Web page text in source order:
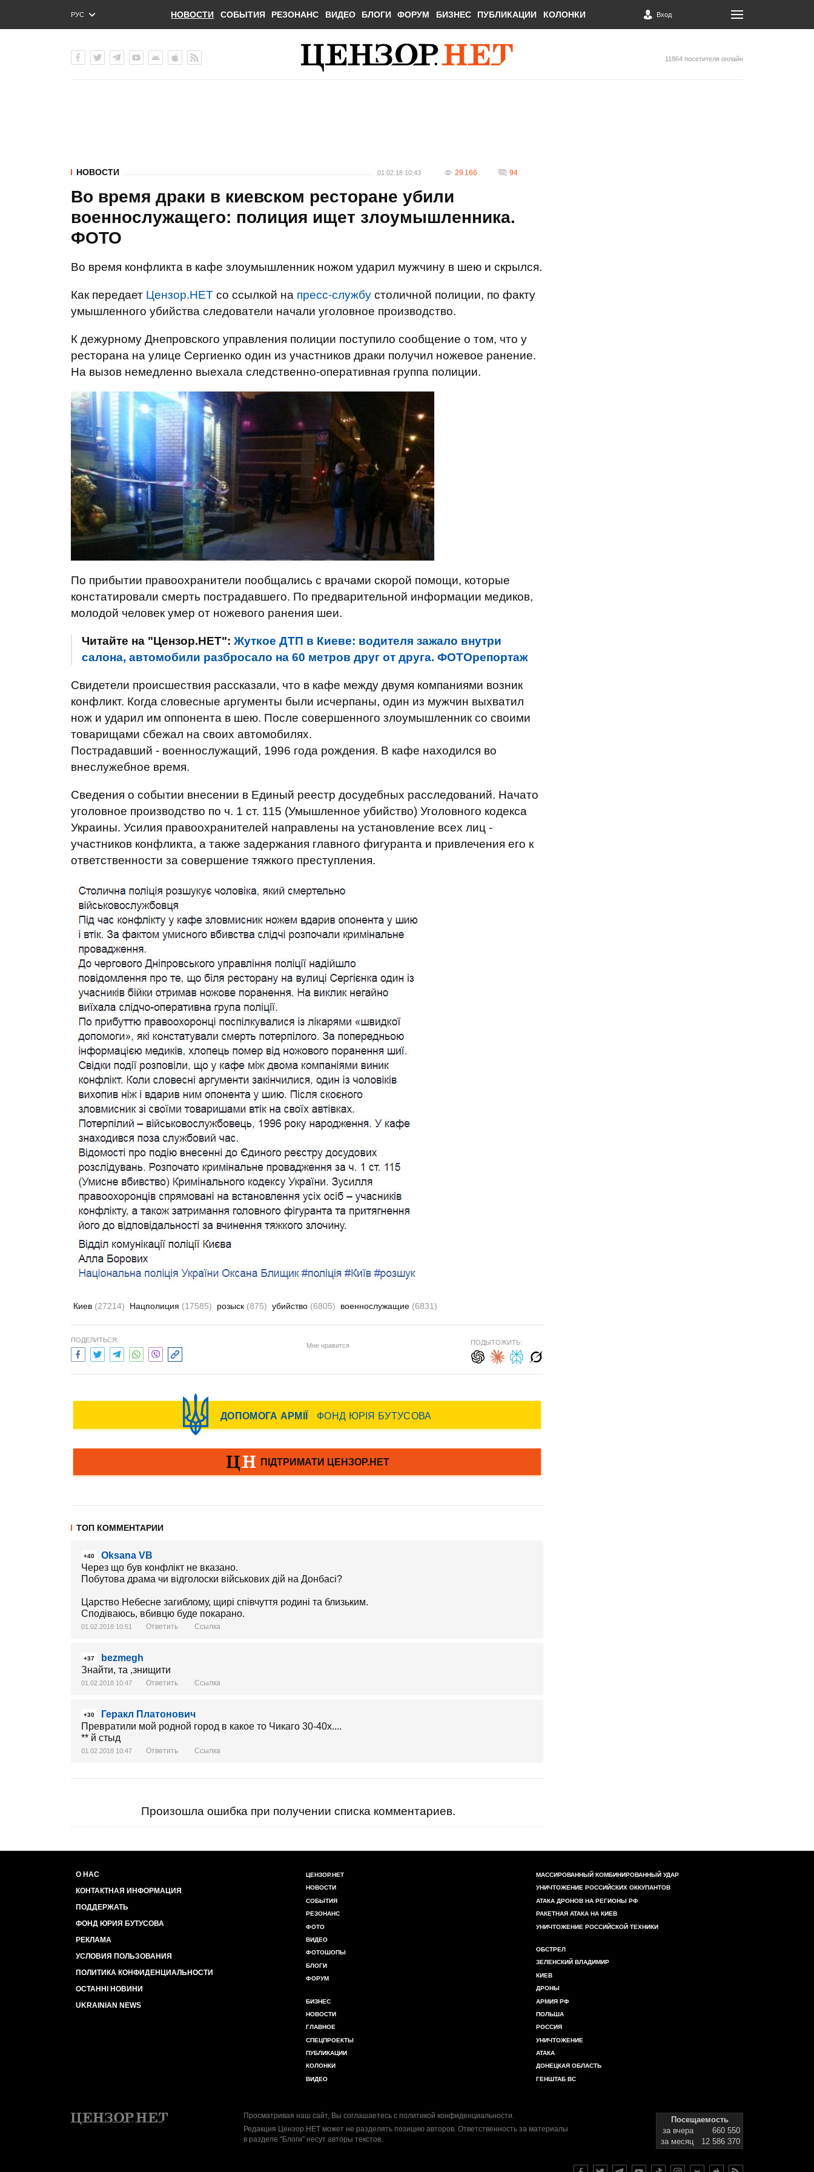
РУС
ENG
НОВОСТИ СОБЫТИЯ РЕЗОНАНС ВИДЕО БЛОГИ ФОРУМ БИЗНЕС ПУБЛИКАЦИИ КОЛОНКИ Вход
11864 посетителя онлайн
НОВОСТИ 01.02.18 10:43 29 166 94
Во время драки в киевском ресторане убили
военнослужащего: полиция ищет злоумышленника.
ФОТО
Во время конфликта в кафе злоумышленник ножом ударил мужчину в шею и скрылся.
Как передает Цензор.НЕТ со ссылкой на пресс-службу столичной полиции, по факту
умышленного убийства следователи начали уголовное производство.
К дежурному Днепровского управления полиции поступило сообщение о том, что у
ресторана на улице Сергиенко один из участников драки получил ножевое ранение.
На вызов немедленно выехала следственно-оперативная группа полиции.
По прибытии правоохранители пообщались с врачами скорой помощи, которые
констатировали смерть пострадавшего. По предварительной информации медиков,
молодой человек умер от ножевого ранения шеи.
Читайте на "Цензор.НЕТ": Жуткое ДТП в Киеве: водителя зажало внутри
салона, автомобили разбросало на 60 метров друг от друга. ФОТОрепортаж
Свидетели происшествия рассказали, что в кафе между двумя компаниями возник
конфликт. Когда словесные аргументы были исчерпаны, один из мужчин выхватил
нож и ударил им оппонента в шею. После совершенного злоумышленник со своими
товарищами сбежал на своих автомобилях.
Пострадавший - военнослужащий, 1996 года рождения. В кафе находился во
внеслужебное время.
Сведения о событии внесении в Единый реестр досудебных расследований. Начато
уголовное производство по ч. 1 ст. 115 (Умышленное убийство) Уголовного кодекса
Украины. Усилия правоохранителей направлены на установление всех лиц -
участников конфликта, а также задержания главного фигуранта и привлечения его к
ответственности за совершение тяжкого преступления.
Киев (27214) Нацполиция (17585) розыск (875) убийство (6805) военнослужащие (6831)
ПОДЕЛИТЬСЯ:
Мне нравится ПОДЫТОЖИТЬ:
ТОП КОММЕНТАРИИ
+40
Oksana VB
Через що був конфлікт не вказано.
Побутова драма чи відголоски військових дій на Донбасі?
Царство Небесне загиблому, щирі співчуття родині та близьким.
Сподіваюсь, вбивцю буде покарано.
01.02.2018 10:51 Ответить Ссылка
+37
bezmegh
Знайти, та ,знищити
01.02.2018 10:47 Ответить Ссылка
+30
Геракл Платонович
Превратили мой родной город в какое то Чикаго 30-40х....
** й стыд
01.02.2018 10:47 Ответить Ссылка
Произошла ошибка при получении списка комментариев.
О НАС
КОНТАКТНАЯ ИНФОРМАЦИЯ
ПОДДЕРЖАТЬ
ФОНД ЮРИЯ БУТУСОВА
РЕКЛАМА
УСЛОВИЯ ПОЛЬЗОВАНИЯ
ПОЛИТИКА КОНФИДЕНЦИАЛЬНОСТИ
ОСТАННІ НОВИНИ
UKRAINIAN NEWS
ЦЕНЗОР.НЕТ
НОВОСТИ
СОБЫТИЯ
РЕЗОНАНС
ФОТО
ВИДЕО
ФОТОШОПЫ
БЛОГИ
ФОРУМ
БИЗНЕС
НОВОСТИ
ГЛАВНОЕ
СПЕЦПРОЕКТЫ
ПУБЛИКАЦИИ
КОЛОНКИ
ВИДЕО
МАССИРОВАННЫЙ КОМБИНИРОВАННЫЙ УДАР
УНИЧТОЖЕНИЕ РОССИЙСКИХ ОККУПАНТОВ
АТАКА ДРОНОВ НА РЕГИОНЫ РФ
РАКЕТНАЯ АТАКА НА КИЕВ
УНИЧТОЖЕНИЕ РОССИЙСКОЙ ТЕХНИКИ
ОБСТРЕЛ
ЗЕЛЕНСКИЙ ВЛАДИМИР
КИЕВ
ДРОНЫ
АРМИЯ РФ
ПОЛЬША
РОССИЯ
УНИЧТОЖЕНИЕ
АТАКА
ДОНЕЦКАЯ ОБЛАСТЬ
ГЕНШТАБ ВС
Просматривая наш сайт, Вы соглашаетесь с политикой конфиденциальности.
Редакция Цензор.НЕТ может не разделять позицию авторов. Ответственность за материалы
в разделе "Блоги" несут авторы текстов.
Посещаемость
за вчера
660 550
за месяц
12 586 370